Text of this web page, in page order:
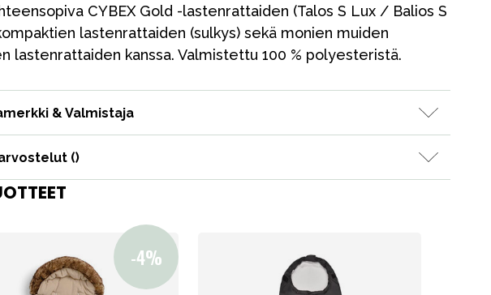
CYBEX Gold -lastenrattaiden (Talos S Lux / Balios S
lastenrattaiden (sulkys) sekä monien muiden
lastenrattaiden kanssa. Valmistettu 100 % polyesteristä.
& Valmistaja
()
Lahjavinkkejä
Suosikit
osoitteessa Myymälämme